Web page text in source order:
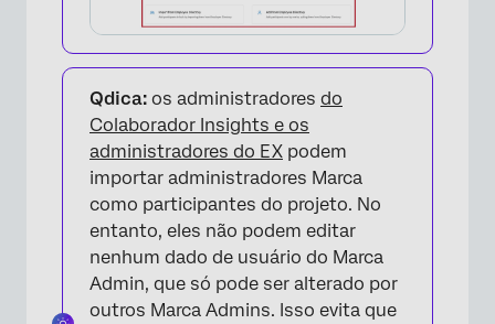
Qdica: os administradores do
Colaborador Insights e os
administradores do EX podem
importar administradores Marca
como participantes do projeto. No
entanto, eles não podem editar
nenhum dado de usuário do Marca
Admin, que só pode ser alterado por
outros Marca Admins. Isso evita que